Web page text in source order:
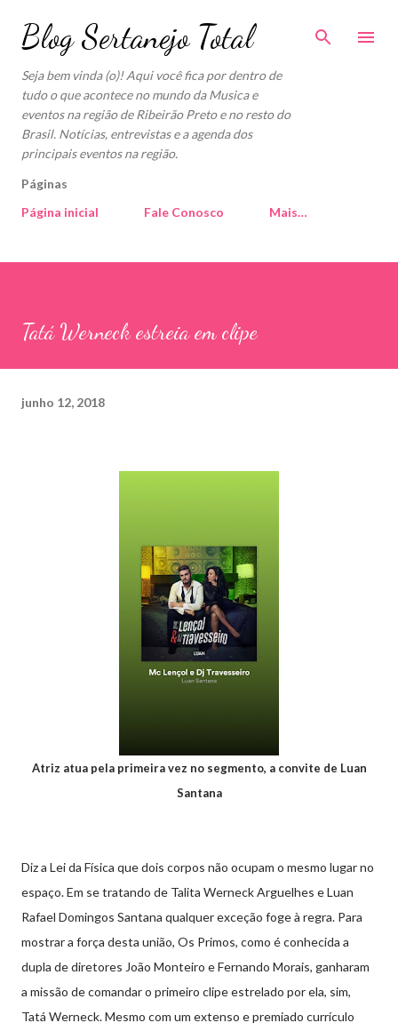
Pular para o conteúdo principal
Blog Sertanejo Total
Seja bem vinda (o)! Aqui você fica por dentro de
tudo o que acontece no mundo da Musica e
eventos na região de Ribeirão Preto e no resto do
Brasil. Notícias, entrevistas e a agenda dos
principais eventos na região.
Páginas
Página inicial
Fale Conosco Mais…
Tatá Werneck estreia em clipe
junho 12, 2018
Atriz atua pela primeira vez no segmento, a convite de Luan
Santana
Diz a Lei da Física que dois corpos não ocupam o mesmo lugar no
espaço. Em se tratando de Talita Werneck Arguelhes e Luan
Rafael Domingos Santana qualquer exceção foge à regra. Para
mostrar a força desta união, Os Primos, como é conhecida a
dupla de diretores João Monteiro e Fernando Morais, ganharam
a missão de comandar o primeiro clipe estrelado por ela, sim,
Tatá Werneck. Mesmo com um extenso e premiado currículo